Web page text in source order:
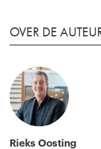
OVER DE
Rieks Oosting